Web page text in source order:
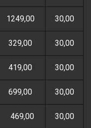
1249,00 30,00
329,00 30,00
419,00 30,00
699,00 30,00
469,00 30,00